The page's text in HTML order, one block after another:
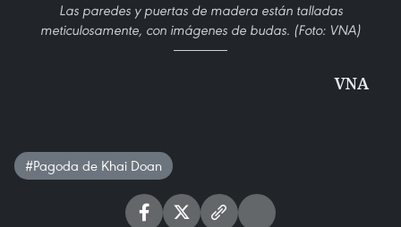
Las paredes y puertas de madera están talladas
meticulosamente, con imágenes de budas. (Foto: VNA)
VNA
#Pagoda de Khai Doan